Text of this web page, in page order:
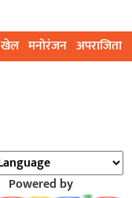
खेल मनोरंजन अपराजिता
Powered by